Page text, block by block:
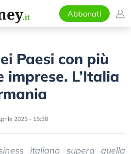
Abbonati
Paesi con più
imprese. L’Italia
2025 - 15:38
italiano supera quella